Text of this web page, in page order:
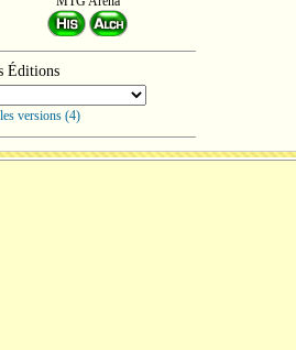
Éditions
versions (4)